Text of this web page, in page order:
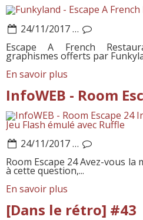
24/11/2017…
Escape A French
graphismes offerts par
En savoir plus
InfoWEB - Room
Jeu Flash émulé avec Ruffle
24/11/2017…
Room Escape 24 Avez-vous
à cette question,...
En savoir plus
[Dans le rétro] #43